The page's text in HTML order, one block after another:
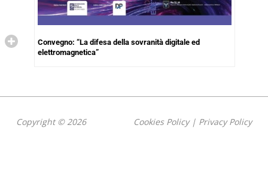
Convegno: “La difesa della sovranità digitale ed
elettromagnetica”
Copyright © 2026 Cookies Policy| Privacy Policy